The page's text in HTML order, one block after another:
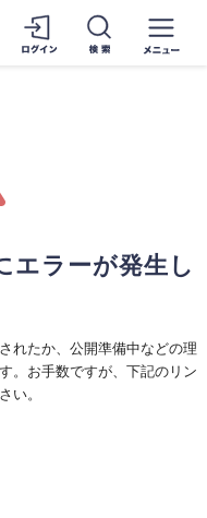
エラーが発生し
れたか、公開準備中などの理
。お手数ですが、下記のリン
い。